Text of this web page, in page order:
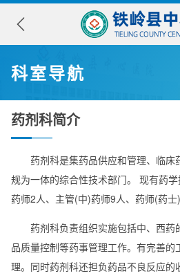
科室导航
药剂科简介
药剂科是集药品供应和管理、临床
规为一体的综合性技术部门。 现有药
药师2人、主管(中)药师9人、药师(药士
药剂科负责组织实施包括中、西
品质量控制等药事管理工作。有完善的
理。同时药剂科还担负药品不良反应的